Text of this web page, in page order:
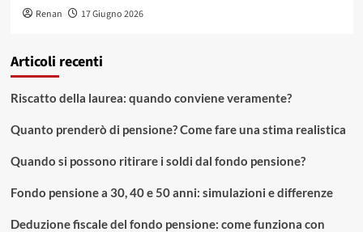
Renan 17 Giugno 2026
Articoli recenti
Riscatto della laurea: quando conviene veramente?
Quanto prenderò di pensione? Come fare una stima realistica
Quando si possono ritirare i soldi dal fondo pensione?
Fondo pensione a 30, 40 e 50 anni: simulazioni e differenze
Deduzione fiscale del fondo pensione: come funziona con